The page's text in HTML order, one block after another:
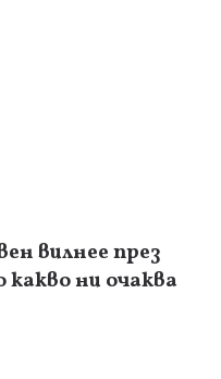
вилнее през
ни очаква